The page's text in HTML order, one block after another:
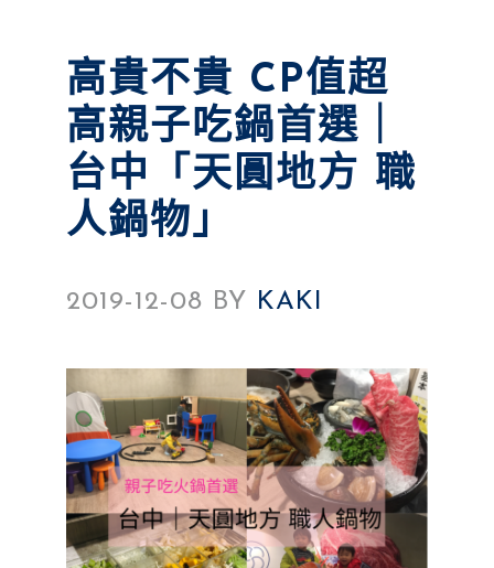
高貴不貴 CP值超
高親子吃鍋首選｜
台中「天圓地方 職
人鍋物」
2019-12-08 BY KAKI